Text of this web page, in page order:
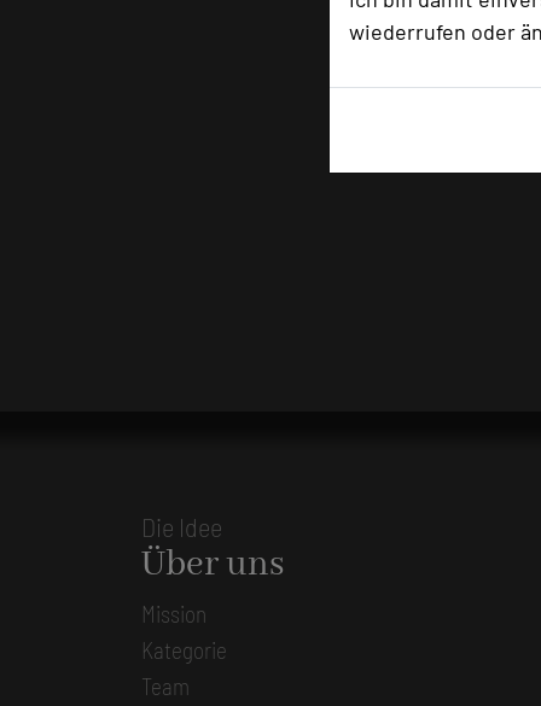
wiederrufen oder
Die Idee
Über uns
Mission
Kategorie
Team